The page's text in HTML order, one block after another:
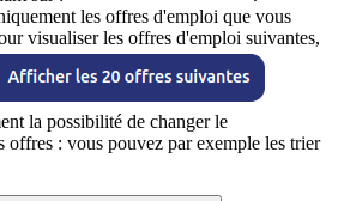
les offres d'emploi que vous
visualiser les offres d'emploi suivantes,
la possibilité de changer le
offres : vous pouvez par exemple les trier